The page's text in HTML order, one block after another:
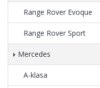
Range Rover Evoque
Range Rover Sport
Mercedes
A-klasa